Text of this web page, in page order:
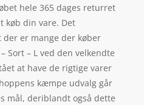
hele 365 dages returret
køb din vare. Det
der er mange der køber
Sort – L ved den velkendte
at have de rigtige varer
kæmpe udvalg går
mål, deriblandt også dette